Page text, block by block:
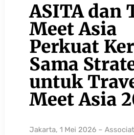
ASITA dan
Meet Asia
Perkuat
Sama
untuk
Meet Asia
Jakarta, 1 Mei 2026 –